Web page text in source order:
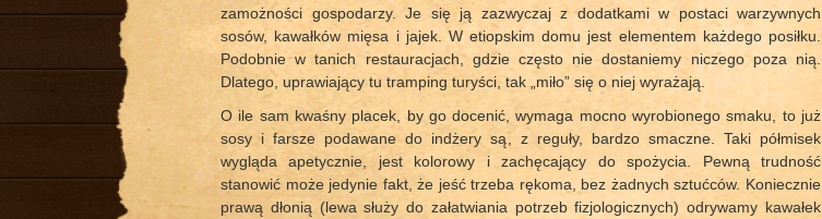
zamożności gospodarzy. Je się ją zazwyczaj z dodatkami w postaci warzywnych
sosów, kawałków mięsa i jajek. W etiopskim domu jest elementem każdego posiłku.
Podobnie w tanich restauracjach, gdzie często nie dostaniemy niczego poza nią.
Dlatego, uprawiający tu tramping turyści, tak „miło” się o niej wyrażają.
O ile sam kwaśny placek, by go docenić, wymaga mocno wyrobionego smaku, to już
sosy i farsze podawane do indżery są, z reguły, bardzo smaczne. Taki półmisek
wygląda apetycznie, jest kolorowy i zachęcający do spożycia. Pewną trudność
stanowić może jedynie fakt, że jeść trzeba rękoma, bez żadnych sztućców. Koniecznie
prawą dłonią (lewa służy do załatwiania potrzeb fizjologicznych) odrywamy kawałek